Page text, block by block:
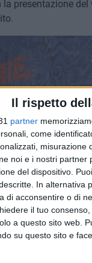
Il rispetto
partner
come
misurazione
noi e i nostri partner
del dispositivo.
In alternativa
di acconsentire o di
il tuo
a questo sito web.
su questo sito e
presentazione